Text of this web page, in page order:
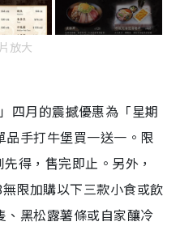
放大
四月的震撼優惠為「星期
品手打牛堡買一送一。限
得，售完即止。另外，
限加購以下三款小食或飲
、黑松露薯條或自家釀冷